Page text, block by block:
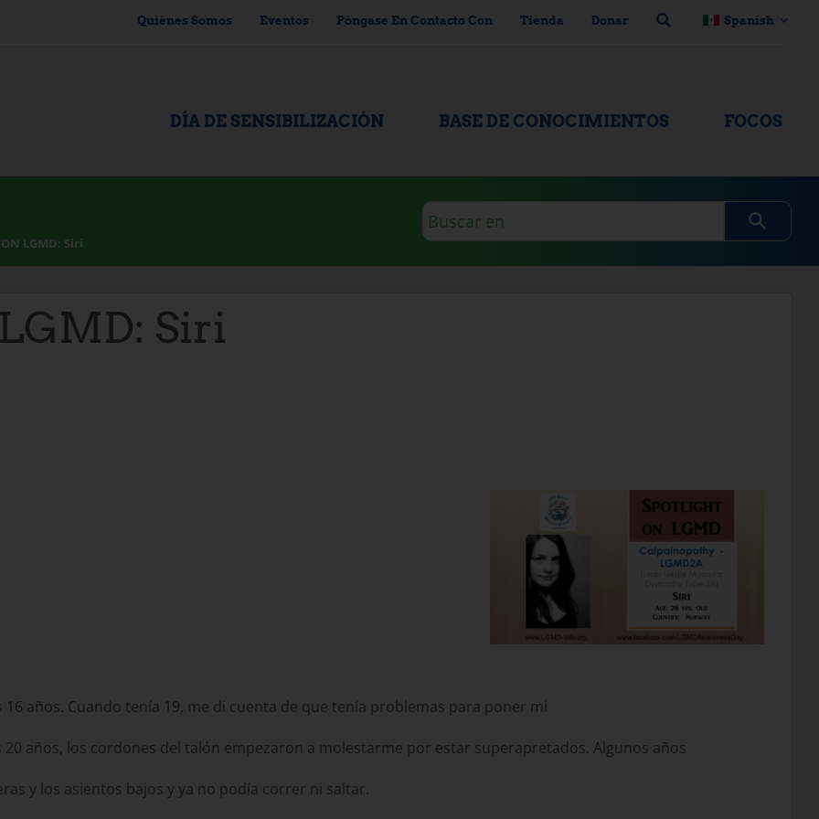
Quiénes Somos Eventos Póngase En Contacto Con Tienda Donar Spanish
DÍA DE SENSIBILIZACIÓN BASE DE CONOCIMIENTOS FOCOS
LGMD: Siri
Consulta
de
búsqueda
Siri
años. Cuando tenía 19, me di cuenta de que tenía problemas para poner mi
años, los cordones del talón empezaron a molestarme por estar superapretados. Algunos años
y los asientos bajos y ya no podía correr ni saltar.